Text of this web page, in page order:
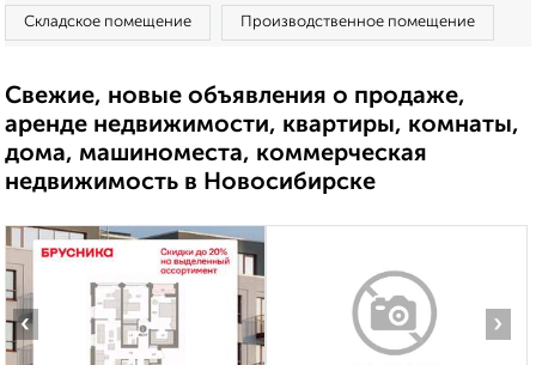
Складское помещение Производственное помещение
Свежие, новые объявления о продаже,
аренде недвижимости, квартиры, комнаты,
дома, машиноместа, коммерческая
недвижимость в Новосибирске
‹ ›